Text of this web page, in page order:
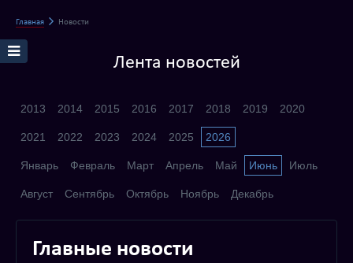
Главная Новости
Лента новостей
2013 2014 2015 2016 2017 2018 2019 2020
2021 2022 2023 2024 2025 2026
Январь Февраль Март Апрель Май Июнь Июль
Август Сентябрь Октябрь Ноябрь Декабрь
Главные новости